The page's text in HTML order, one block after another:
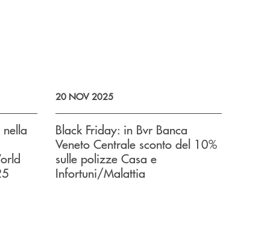
20 NOV 2025
Black Friday: in Bvr Banca
Veneto Centrale sconto del 10%
sulle polizze Casa e
Infortuni/Malattia